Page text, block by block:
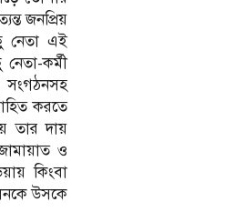
জনপ্রিয়
নেতা এই
কর্মী
সংগঠনসহ
করতে
তার দায়
ও
কিংবা
উসকে